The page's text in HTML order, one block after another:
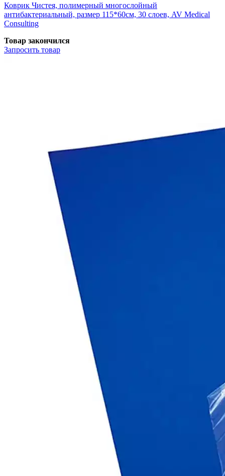
Коврик Чистея, полимерный многослойный
антибактериальный, размер 115*60см, 30 слоев, AV Medical
Consulting
Товар закончился
Запросить товар